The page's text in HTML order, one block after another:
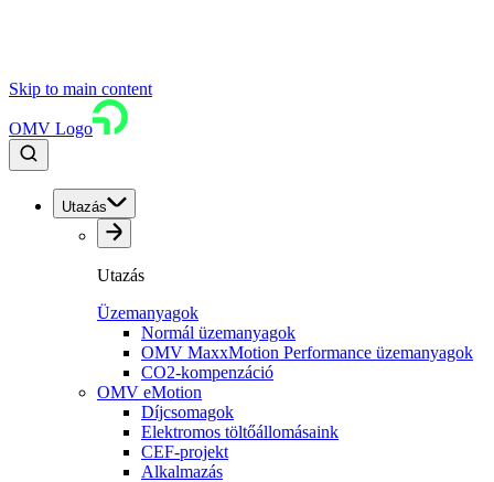
Skip to main content
OMV Logo
Utazás
Utazás
Üzemanyagok
Normál üzemanyagok
OMV MaxxMotion Performance üzemanyagok
CO2-kompenzáció
OMV eMotion
Díjcsomagok
Elektromos töltőállomásaink
CEF-projekt
Alkalmazás